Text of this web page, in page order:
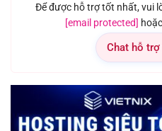
Để được hỗ trợ tốt nhất, vui
[email protected]
Chat hỗ